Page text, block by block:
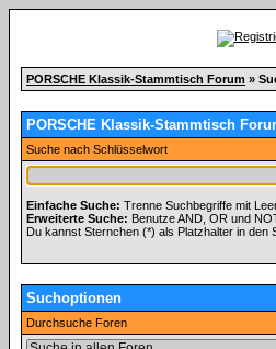
PORSCHE Klassik-Stammtisch Forum »
PORSCHE Klassik-Stammtisch
Suche nach Schlüsselwort
Einfache Suche: Trenne Suchbegriffe mit
Erweiterte Suche: Benutze AND, OR und
Du kannst Sternchen (*) als Platzhalter in den
Suchoptionen
Durchsuche Foren